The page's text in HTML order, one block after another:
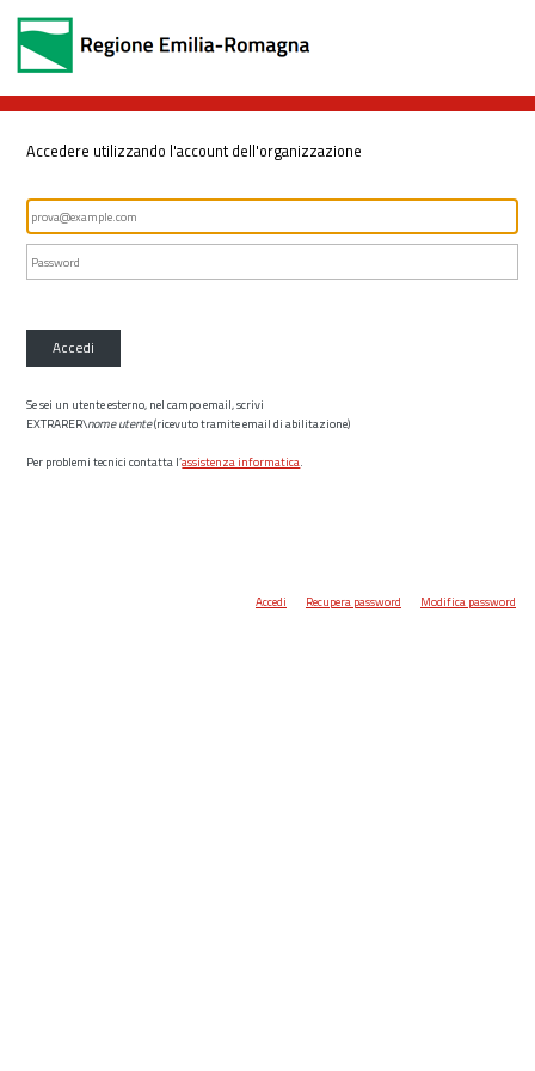
Accedere utilizzando l'account dell'organizzazione
Accedi
Se sei un utente esterno, nel campo email, scrivi
EXTRARER\nome utente(ricevuto tramite email di abilitazione)
Per problemi tecnici contatta l’assistenza informatica.
Accedi Recupera password Modifica password